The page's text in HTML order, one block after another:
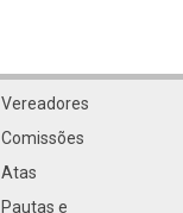
Vereadores
Comissões
Atas
Pautas e